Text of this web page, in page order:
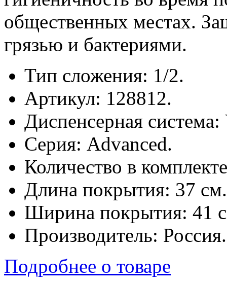
общественных местах.
грязью и бактериями.
Тип сложения: 1/2.
Артикул: 128812.
Диспенсерная
Серия: Advanced.
Количество в
Длина покрытия: 37 см.
Ширина покрытия: 41
Производитель: Россия.
Подробнее о товаре